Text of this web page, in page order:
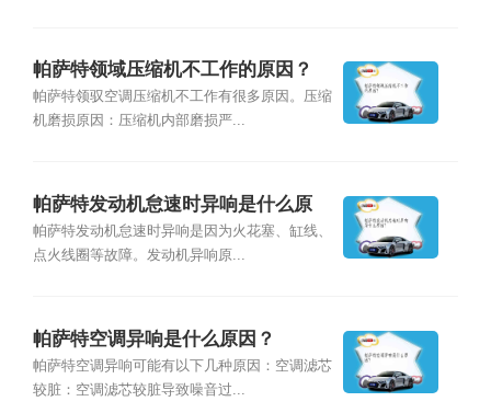
帕萨特领域压缩机不工作的原因？
帕萨特领驭空调压缩机不工作有很多原因。压缩
机磨损原因：压缩机内部磨损严...
帕萨特发动机怠速时异响是什么原
因？
帕萨特发动机怠速时异响是因为火花塞、缸线、
点火线圈等故障。发动机异响原...
帕萨特空调异响是什么原因？
帕萨特空调异响可能有以下几种原因：空调滤芯
较脏：空调滤芯较脏导致噪音过...